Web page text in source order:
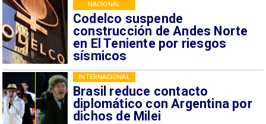
Codelco suspende
construcción de Andes Norte
en El Teniente por riesgos
sísmicos
NACIONAL
Brasil reduce contacto
diplomático con Argentina por
dichos de Milei
INTERNACIONAL